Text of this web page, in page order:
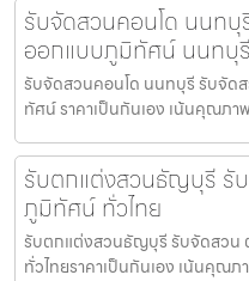
รับจัดสวนคอนโด นนท
ออกแบบภูมิทัศน์ นนทบุรี
รับจัดสวนคอนโด นนทบุรี รับจั
ทัศน์ ราคาเป็นกันเอง เน้นคุณภ
รับตกแต่งสวนธัญบุรี รั
ภูมิทัศน์ ทั่วไทย
รับตกแต่งสวนธัญบุรี รับจัดสว
ทั่วไทยราคาเป็นกันเอง เน้นคุณ